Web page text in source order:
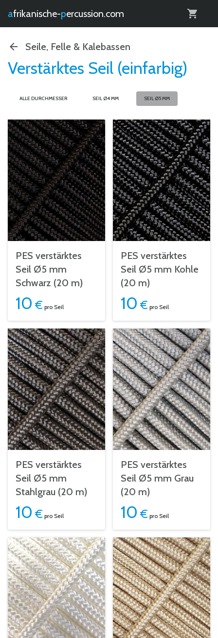
afrikanische- percussion.com
Seile, Felle & Kalebassen
Verstärktes Seil (einfarbig)
ALLE DURCHMESSER SEIL Ø4 MM SEIL Ø5 MM
PES verstärktes
Seil Ø5 mm
Schwarz (20 m)
10 € pro Seil
PES verstärktes
Seil Ø5 mm Kohle
(20 m)
10 € pro Seil
PES verstärktes
Seil Ø5 mm
Stahlgrau (20 m)
10 € pro Seil
PES verstärktes
Seil Ø5 mm Grau
(20 m)
10 € pro Seil